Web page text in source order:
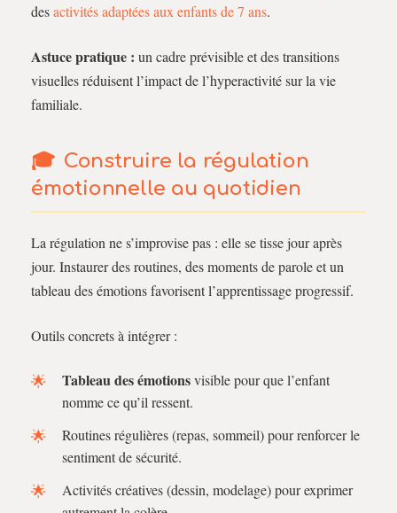
desactivités adaptées aux enfants de 7 ans.
Astuce pratique : un cadre prévisible et des transitions
visuelles réduisent l’impact de l’hyperactivité sur la vie
familiale.
Construire la régulation
émotionnelle au quotidien
La régulation ne s’improvise pas : elle se tisse jour après
jour. Instaurer des routines, des moments de parole et un
tableau des émotions favorisent l’apprentissage progressif.
Outils concrets à intégrer :
Tableau des émotionsvisible pour que l’enfant
nomme ce qu’il ressent.
Routines régulières (repas, sommeil) pour renforcer le
sentiment de sécurité.
Activités créatives (dessin, modelage) pour exprimer